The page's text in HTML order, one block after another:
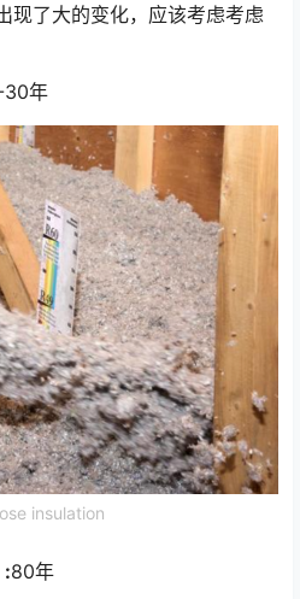
现了大的变化，应该考虑考虑
年
insulation
:80年